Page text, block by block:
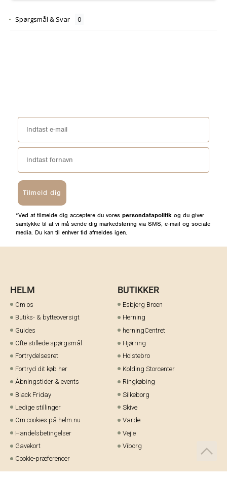
Spørgsmål & Svar
Tilmeld dig
*Ved at tilmelde dig acceptere du vores persondatapolitik og du giver
samtykke til at vi må sende dig markedsføring via SMS, e-mail og sociale
media. Du kan til enhver tid afmeldes igen.
HELM
Om os
Butiks- & bytteoversigt
Guides
Ofte stillede spørgsmål
Fortrydelsesret
Fortryd dit køb her
Åbningstider & events
Black Friday
Ledige stillinger
Om cookies på helm.nu
Handelsbetingelser
Gavekort
Cookie-præferencer
BUTIKKER
Esbjerg Broen
Herning
herningCentret
Hjørring
Holstebro
Kolding Storcenter
Ringkøbing
Silkeborg
Skive
Varde
Vejle
Viborg